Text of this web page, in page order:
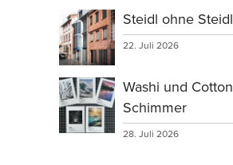
Steidl ohne
22. Juli 2026
Washi und
Schimmer
28. Juli 2026